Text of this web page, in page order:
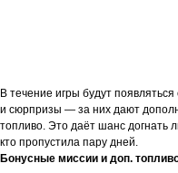
В течение игры будут
и сюрпризы — за них дают
топливо. Это даёт шанс догнать
кто пропустила пару дней.
Бонусные миссии и доп.